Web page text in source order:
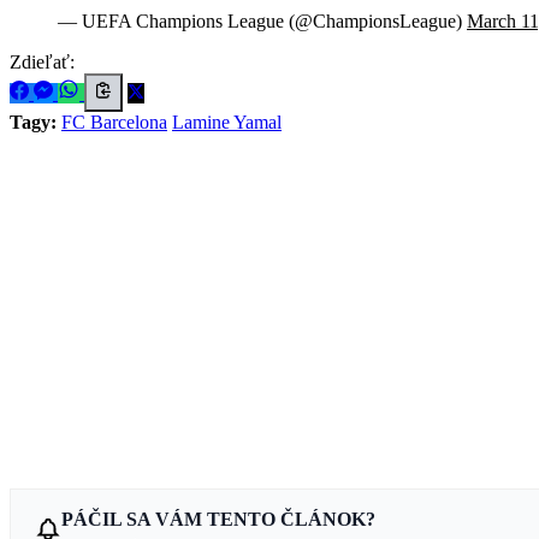
— UEFA Champions League (@ChampionsLeague) March
Zdieľať:
Tagy: FC Barcelona Lamine Yamal
PÁČIL SA VÁM TENTO ČLÁNOK?